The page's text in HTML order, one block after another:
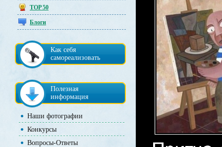
TOP 50
Блоги
Как себя
самореализовать
Полезная
информация
Наши фотографии
Конкурсы
Вопросы-Ответы